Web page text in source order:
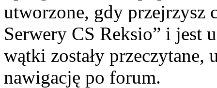
utworzone, gdy przejrzysz
Serwery CS Reksio” i jest
wątki zostały przeczytane,
nawigację po forum.